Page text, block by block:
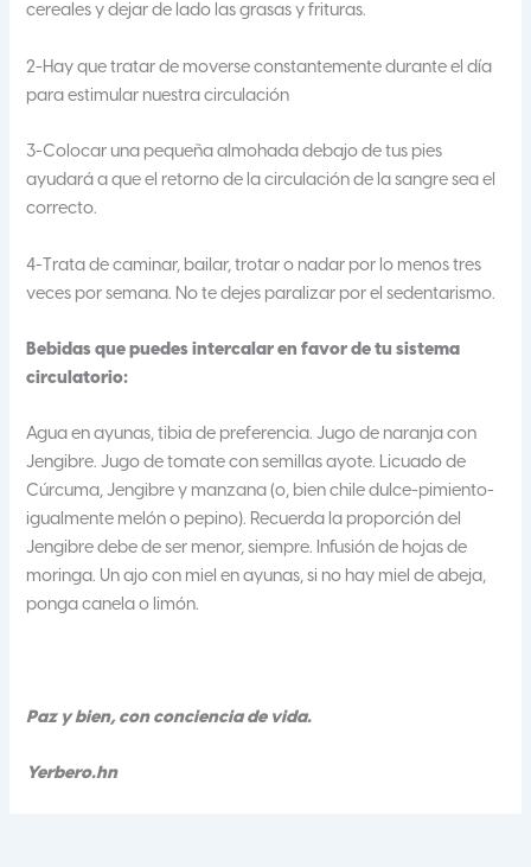
cereales y dejar de lado las grasas y frituras.
2-Hay que tratar de moverse constantemente durante el día
para estimular nuestra circulación
3-Colocar una pequeña almohada debajo de tus pies
ayudará a que el retorno de la circulación de la sangre sea el
correcto.
4-Trata de caminar, bailar, trotar o nadar por lo menos tres
veces por semana. No te dejes paralizar por el sedentarismo.
Bebidas que puedes intercalar en favor de tu sistema
circulatorio:
Agua en ayunas, tibia de preferencia. Jugo de naranja con
Jengibre. Jugo de tomate con semillas ayote. Licuado de
Cúrcuma, Jengibre y manzana (o, bien chile dulce-pimiento-
igualmente melón o pepino). Recuerda la proporción del
Jengibre debe de ser menor, siempre. Infusión de hojas de
moringa. Un ajo con miel en ayunas, si no hay miel de abeja,
ponga canela o limón.
Paz y bien, con conciencia de vida.
Yerbero.hn